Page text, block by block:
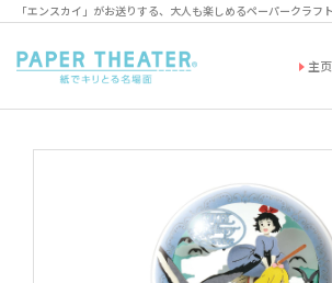
「エンスカイ」がお送りする、大人も楽しめるペーパークラフ
主页